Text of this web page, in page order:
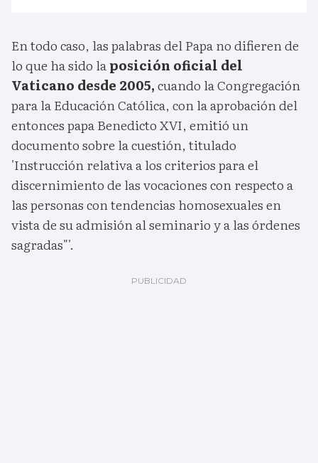
En todo caso, las palabras del Papa no difieren de
lo que ha sido laposición oficial del
Vaticano desde 2005,cuando la Congregación
para la Educación Católica, con la aprobación del
entonces papa Benedicto XVI, emitió un
documento sobre la cuestión, titulado
'Instrucción relativa a los criterios para el
discernimiento de las vocaciones con respecto a
las personas con tendencias homosexuales en
vista de su admisión al seminario y a las órdenes
sagradas"'.